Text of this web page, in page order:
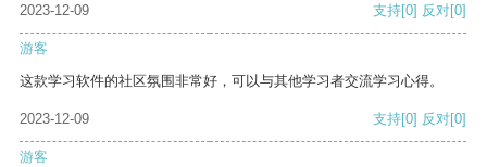
2023-12-09 支持[0] 反对[0]
游客
这款学习软件的社区氛围非常好，可以与其他学习者交流学习心得。
2023-12-09 支持[0] 反对[0]
游客